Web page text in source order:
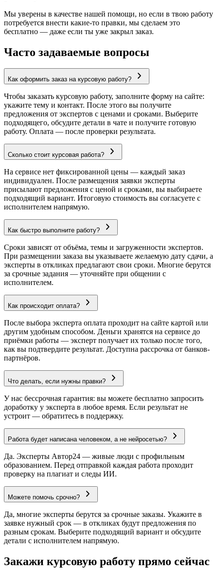
Мы уверены в качестве нашей помощи, но если в твою работу
потребуется внести какие-то правки, мы сделаем это
бесплатно — даже если ты уже закрыл заказ.
Часто задаваемые вопросы
Как оформить заказ на курсовую работу?
Чтобы заказать курсовую работу, заполните форму на сайте:
укажите тему и контакт. После этого вы получите
предложения от экспертов с ценами и сроками. Выберите
подходящего, обсудите детали в чате и получите готовую
работу. Оплата — после проверки результата.
Сколько стоит курсовая работа?
На сервисе нет фиксированной цены — каждый заказ
индивидуален. После размещения заявки эксперты
присылают предложения с ценой и сроками, вы выбираете
подходящий вариант. Итоговую стоимость вы согласуете с
исполнителем напрямую.
Как быстро выполните работу?
Сроки зависят от объёма, темы и загруженности экспертов.
При размещении заказа вы указываете желаемую дату сдачи, а
эксперты в откликах предлагают свои сроки. Многие берутся
за срочные задания — уточняйте при общении с
исполнителем.
Как происходит оплата?
После выбора эксперта оплата проходит на сайте картой или
другим удобным способом. Деньги хранятся на сервисе до
приёмки работы — эксперт получает их только после того,
как вы подтвердите результат. Доступна рассрочка от банков-
партнёров.
Что делать, если нужны правки?
У нас бессрочная гарантия: вы можете бесплатно запросить
доработку у эксперта в любое время. Если результат не
устроит — обратитесь в поддержку.
Работа будет написана человеком, а не нейросетью?
Да. Эксперты Автор24 — живые люди с профильным
образованием. Перед отправкой каждая работа проходит
проверку на плагиат и следы ИИ.
Можете помочь срочно?
Да, многие эксперты берутся за срочные заказы. Укажите в
заявке нужный срок — в откликах будут предложения по
разным срокам. Выберите подходящий вариант и обсудите
детали с исполнителем напрямую.
Закажи курсовую работу прямо сейчас